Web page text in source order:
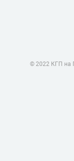
© 2022 КГП на